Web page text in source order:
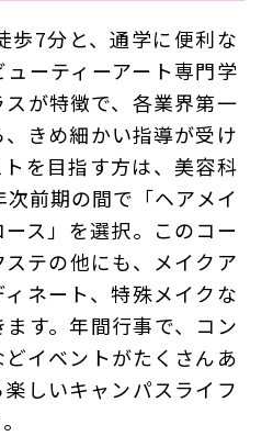
歩7分と、通学に便利な
ーティーアート専門学
が特徴で、各業界第一
きめ細かい指導が受け
を目指す方は、美容科
前期の間で「ヘアメイ
ス」を選択。このコー
テの他にも、メイクア
ネート、特殊メイクな
す。年間行事で、コン
イベントがたくさんあ
しいキャンパスライフ